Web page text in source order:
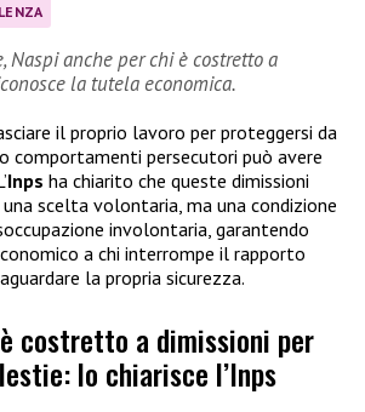
Naspi anche per chi è costretto a
la tutela economica.
il proprio lavoro per proteggersi da
comportamenti persecutori può avere
Inps ha chiarito che queste dimissioni
scelta volontaria, ma una condizione
involontaria, garantendo
a chi interrompe il rapporto
la propria sicurezza.
costretto a dimissioni per
lo chiarisce l’Inps